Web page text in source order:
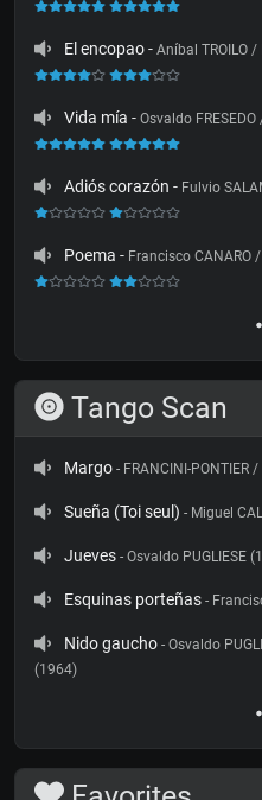
El encopao- Aníbal TROILO
Vida mía - Osvaldo
Adiós corazón - Fulvio
Poema - Francisco CANARO
Tango Scan
Margo - FRANCINI-
Sueña (Toi seul) - Miguel
Jueves - Osvaldo PUGLIESE
Esquinas porteñas -
Nido gaucho - Osvaldo
(1964)